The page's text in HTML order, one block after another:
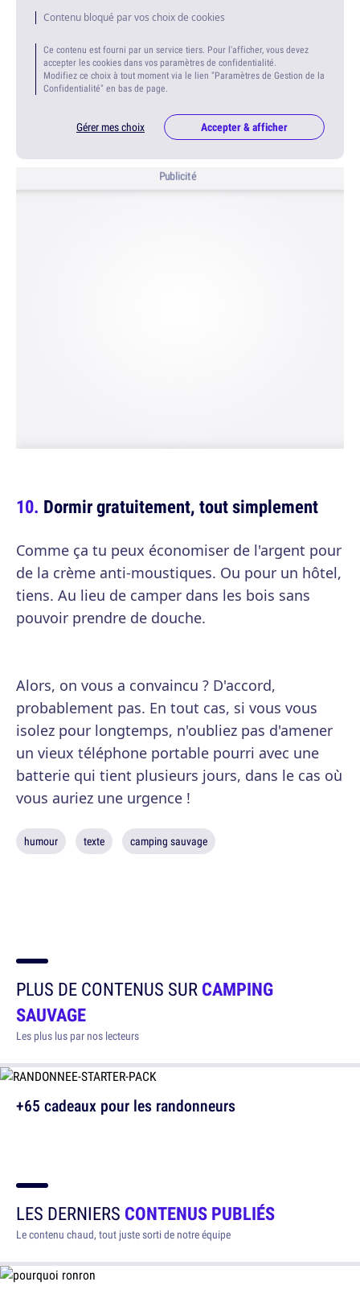
Contenu bloqué par vos choix de cookies
Ce contenu est fourni par un service tiers. Pour l'afficher, vous devez
accepter les cookies dans vos paramètres de confidentialité.
Modifiez ce choix à tout moment via le lien "Paramètres de Gestion de la
Confidentialité" en bas de page.
Gérer mes choix Accepter & afficher
Publicité
Dormir gratuitement, tout simplement
Comme ça tu peux économiser de l'argent pour
de la crème anti-moustiques. Ou pour un hôtel,
tiens. Au lieu de camper dans les bois sans
pouvoir prendre de douche.
Alors, on vous a convaincu ? D'accord,
probablement pas. En tout cas, si vous vous
isolez pour longtemps, n'oubliez pas d'amener
un vieux téléphone portable pourri avec une
batterie qui tient plusieurs jours, dans le cas où
vous auriez une urgence !
humour texte camping sauvage
PLUS DE CONTENUS SURCAMPING
SAUVAGE
Les plus lus par nos lecteurs
+65 cadeaux pour les randonneurs
LES DERNIERS CONTENUS PUBLIÉS
Le contenu chaud, tout juste sorti de notre équipe